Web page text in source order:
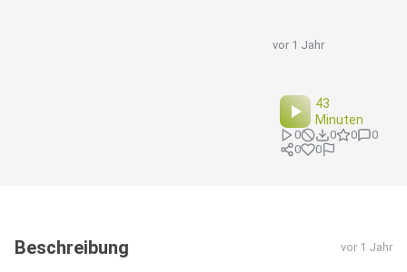
vor 1 Jahr
43
Minuten
0 0 0
0
0
0
Beschreibung vor 1 Jahr